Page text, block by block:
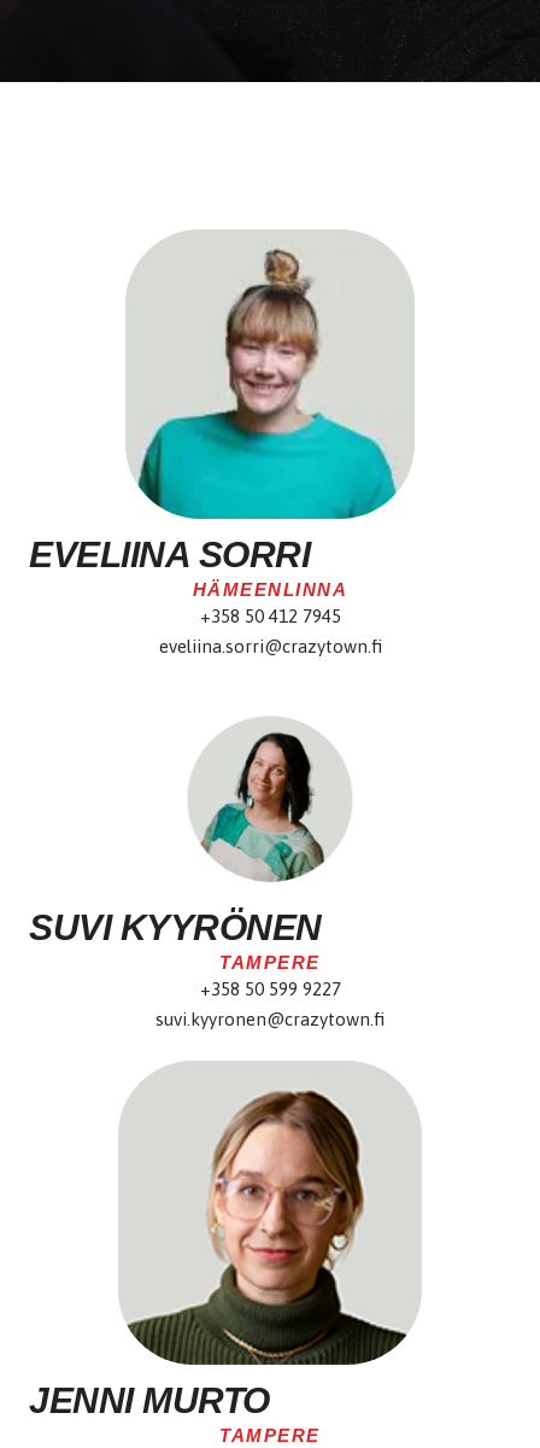
EVELIINA SORRI
HÄMEENLINNA
+358 50 412 7945
eveliina.sorri@crazytown.fi
SUVI KYYRÖNEN
TAMPERE
+358 50 599 9227
suvi.kyyronen@crazytown.fi
JENNI MURTO
TAMPERE